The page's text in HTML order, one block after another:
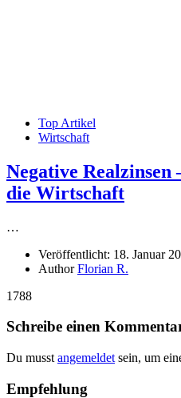
Top Artikel
Wirtschaft
Negative
die Wirtschaft
…
Veröffentlicht: 18. Januar
AuthorFlorian R.
1788
Schreibe einen
Du musst angemeldet sein, um
Empfehlung